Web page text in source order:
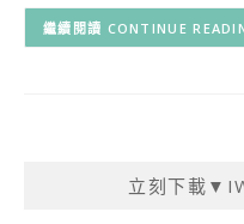
CONTINUE
立刻下載